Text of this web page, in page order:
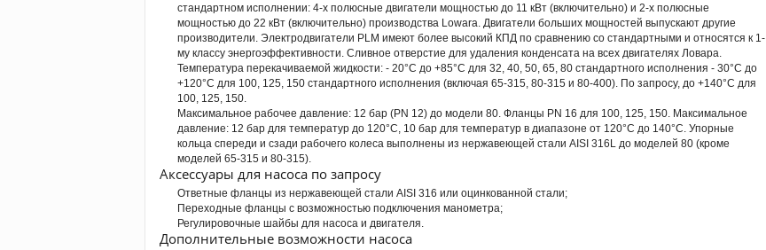
стандартном исполнении: 4-х полюсные двигатели мощностью до 11 кВт (включительно) и 2-х полюсные
мощностью до 22 кВт (включительно) производства Lowara. Двигатели больших мощностей выпускают другие
производители. Электродвигатели PLМ имеют более высокий КПД по сравнению со стандартными и относятся к 1-
му классу энергоэффективности. Сливное отверстие для удаления конденсата на всех двигателях Ловара.
Температура перекачиваемой жидкости: - 20°C до +85°C для 32, 40, 50, 65, 80 стандартного исполнения - 30°C до
+120°C для 100, 125, 150 стандартного исполнения (включая 65-315, 80-315 и 80-400). По запросу, до +140°C для
100, 125, 150.
Максимальное рабочее давление: 12 бар (PN 12) до модели 80. Фланцы PN 16 для 100, 125, 150. Максимальное
давление: 12 бар для температур до 120°C, 10 бар для температур в диапазоне от 120°C до 140°C. Упорные
кольца спереди и сзади рабочего колеса выполнены из нержавеющей стали AISI 316L до моделей 80 (кроме
моделей 65-315 и 80-315).
Аксессуары для насоса по запросу
Ответные фланцы из нержавеющей стали AISI 316 или оцинкованной стали;
Переходные фланцы с возможностью подключения манометра;
Регулировочные шайбы для насоса и двигателя.
Дополнительные возможности насоса